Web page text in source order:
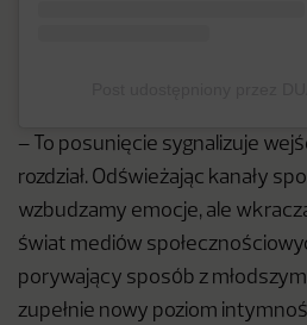
– To posunięcie sygnalizuje
rozdział. Odświeżając kanały
wzbudzamy emocje, ale
świat mediów
porywający sposób z
zupełnie nowy poziom